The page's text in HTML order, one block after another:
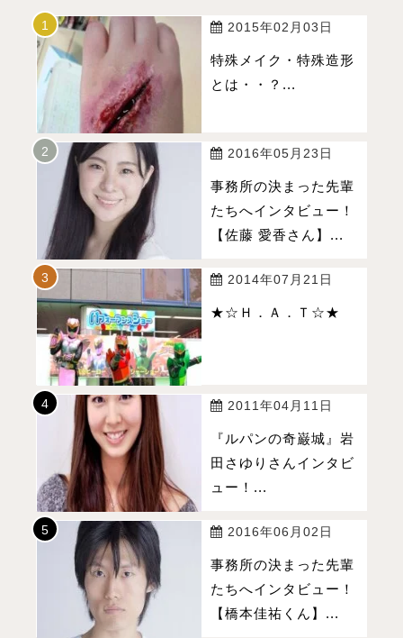
2015年02月03日
特殊メイク・特殊造形
とは・・？...
2016年05月23日
事務所の決まった先輩
たちへインタビュー！
【佐藤 愛香さん】...
2014年07月21日
★☆Ｈ．Ａ．Ｔ☆★
2011年04月11日
『ルパンの奇巌城』岩
田さゆりさんインタビ
ュー！...
2016年06月02日
事務所の決まった先輩
たちへインタビュー！
【橋本佳祐くん】...